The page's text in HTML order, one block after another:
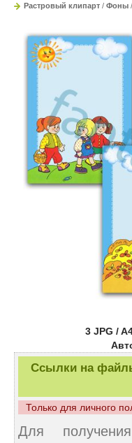
Растровый клипарт / Фоны /
3 JPG /
Ссылки на
Только для личного
Для